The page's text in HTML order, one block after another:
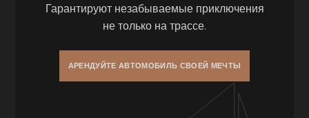
Гарантируют незабываемые приключения
не только на трассе.
АРЕНДУЙТЕ АВТОМОБИЛЬ СВОЕЙ МЕЧТЫ